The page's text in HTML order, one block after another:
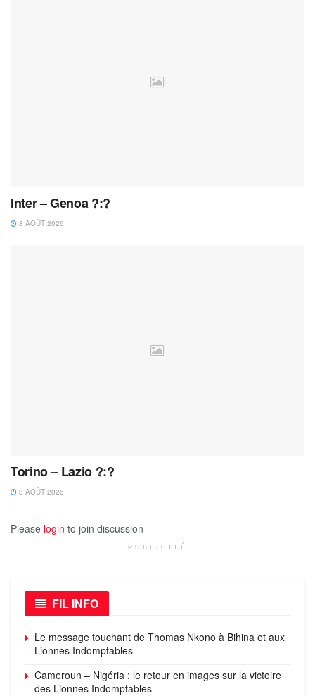
Inter – Genoa ?:?
8 AOÛT 2026
Torino – Lazio ?:?
8 AOÛT 2026
Please login to join discussion
PUBLICITÉ
FIL INFO
Le message touchant de Thomas Nkono à Bihina et aux
Lionnes Indomptables
Cameroun – Nigéria : le retour en images sur la victoire
des Lionnes Indomptables